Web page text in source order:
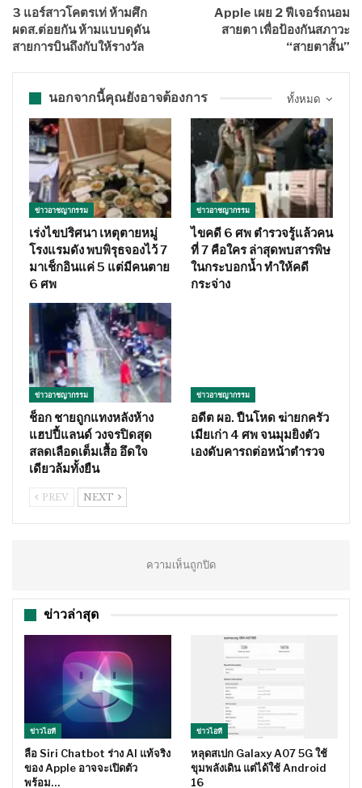
3 แอร์สาวโคตรเท่ ห้ามศึก
ผดส.ต่อยกัน ห้ามแบบดุดัน
สายการบินถึงกับให้รางวัล
Apple เผย 2 ฟีเจอร์ถนอม
สายตา เพื่อป้องกันสภาวะ
“สายตาสั้น”
ทั้งหมด
นอกจากนี้คุณยังอาจต้องการ
ข่าวอาชญากรรม
เร่งไขปริศนา เหตุตายหมู่
โรงแรมดัง พบพิรุธจองไว้ 7
มาเช็กอินแค่ 5 แต่มีคนตาย
6 ศพ
ข่าวอาชญากรรม
ไขคดี 6 ศพ ตำรวจรู้แล้วคน
ที่ 7 คือใคร ล่าสุดพบสารพิษ
ในกระบอกน้ำ ทำให้คดี
กระจ่าง
ข่าวอาชญากรรม
ช็อก ชายถูกแทงหลังห้าง
แฮปปี้แลนด์ วงจรปิดสุด
สลดเลือดเต็มเสื้อ อึดใจ
เดียวล้มทั้งยืน
ข่าวอาชญากรรม
อดีต ผอ. ปืนโหด ฆ่ายกครัว
เมียเก่า 4 ศพ จนมุมยิงตัว
เองดับคารถต่อหน้าตำรวจ
PREV NEXT
ความเห็นถูกปิด
ข่าวล่าสุด
ข่าวไอที
ลือ Siri Chatbot ร่าง AI แท้จริง
ของ Apple อาจจะเปิดตัว
พร้อม…
ข่าวไอที
หลุดสเปก Galaxy A07 5G ใช้
ขุมพลังเดิน แต่ได้ใช้ Android
16